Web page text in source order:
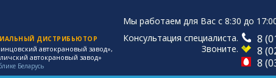
ДИСТРИБЬЮТОР
автокрановый завод»,
автокрановый завод»
Беларусь
Мы работаем для Вас с 8:30 до
Консультация специалиста.
Звоните.
8
8
8